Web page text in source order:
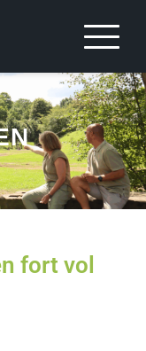
fort vol